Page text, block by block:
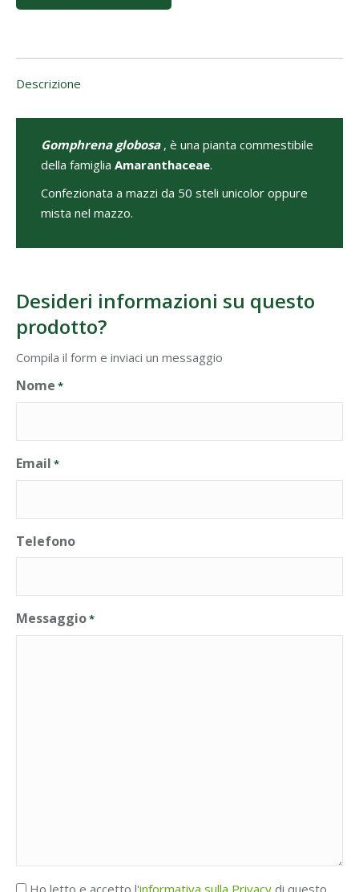
Descrizione
Gomphrena globosa, è una pianta commestibile
della famiglia Amaranthaceae.
Confezionata a mazzi da 50 steli unicolor oppure
mista nel mazzo.
Desideri informazioni su questo
prodotto?
Compila il form e inviaci un messaggio
Nome *
Email *
Telefono
Messaggio*
Accettazione
Ho letto e accetto l'informativa sulla Privacy di questo